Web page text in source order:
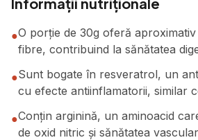
●O porție de 30g oferă aproximativ
fibre, contribuind la sănătatea
●Sunt bogate în resveratrol, un
cu efecte antiinflamatorii, similar
●Conțin arginină, un aminoacid
de oxid nitric și sănătatea